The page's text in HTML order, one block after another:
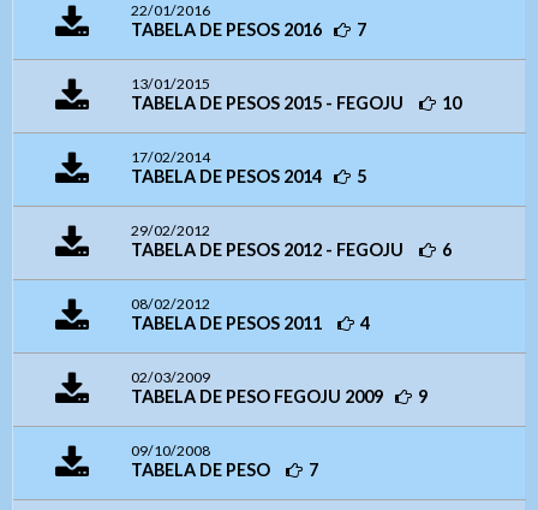
22/01/2016
TABELA DE PESOS 2016 7
13/01/2015
TABELA DE PESOS 2015 - FEGOJU 10
17/02/2014
TABELA DE PESOS 2014 5
29/02/2012
TABELA DE PESOS 2012 - FEGOJU 6
08/02/2012
TABELA DE PESOS 2011 4
02/03/2009
TABELA DE PESO FEGOJU 2009 9
09/10/2008
TABELA DE PESO 7
Tamanho da Fonte
- Letra A > Fonte tamanho normal.
- Letra A+ > Aumenta o tamanho da fonte.
- Letra A- > Diminui o tamanho da fonte.
Layout
- Para alterar a cor do layout de escuro para claro e
vice versa clique nos ícones
Endereço e Contatos
Telefone: (62) 3943-3590
E-mail:
judogoias@judogoias.com.br
/josmaramaral@gmail.com
Horário de funcionamento:Das 14h00 às 18h00
Contatos
7115
Usuário
Enviar
Arquivos
Enviar
Usuário
Senha